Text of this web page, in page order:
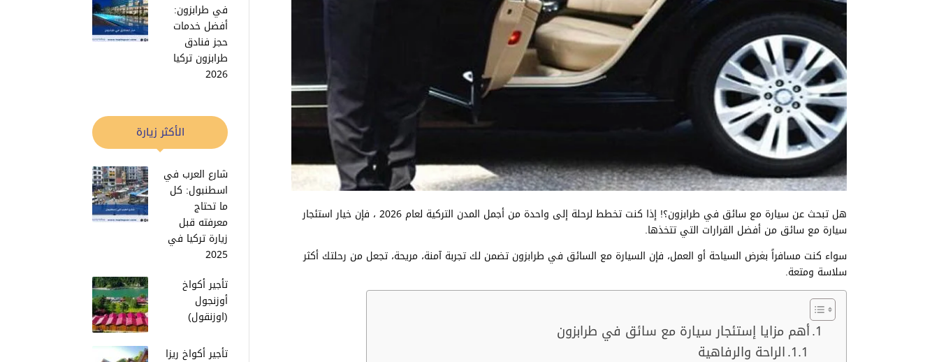
هل تبحث عن سيارة مع سائق في طرابزون؟! إذا كنت تخطط لرحلة إلى واحدة من أجمل المدن التركية لعام 2026 ، فإن خيار استئجار
سيارة مع سائق من أفضل القرارات التي تتخذها.
سواء كنت مسافراً بغرض السياحة أو العمل، فإن السيارة مع السائق في طرابزون تضمن لك تجربة آمنة، مريحة، تجعل من رحلتك أكثر
سلاسة ومتعة.
أهم مزايا إستئجار سيارة مع سائق في طرابزون
الراحة والرفاهية
في طرابزون:
أفضل خدمات
حجز فنادق
طرابزون تركيا
2026
الأكثر زيارة
شارع العرب في
اسطنبول: كل
ما تحتاج
معرفته قبل
زيارة تركيا في
2025
تأجير أكواخ
أوزنجول
(اوزنقول)
تأجير أكواخ ريزا